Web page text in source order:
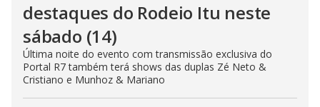
destaques do Rodeio Itu neste
sábado (14)
Última noite do evento com transmissão exclusiva do
Portal R7 também terá shows das duplas Zé Neto &
Cristiano e Munhoz & Mariano